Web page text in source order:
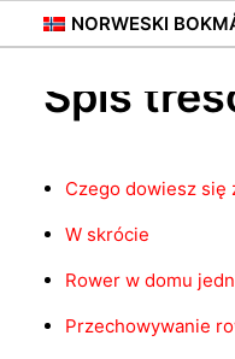
NORWESKI
Spis
Czego dowiesz się
W skrócie
Rower w domu
Przechowywanie